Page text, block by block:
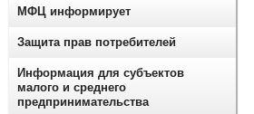
МФЦ информирует
Защита прав потребителей
Информация для субъектов
малого и среднего
предпринимательства